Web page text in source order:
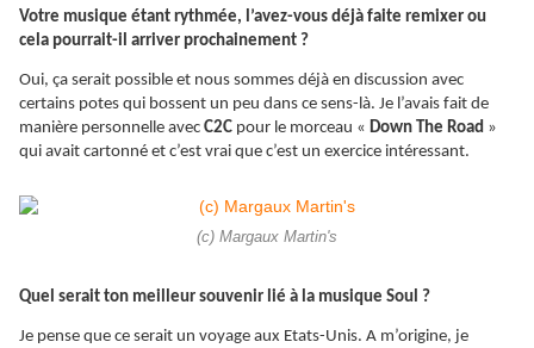
Votre musique étant rythmée, l’avez-vous déjà faite remixer ou
cela pourrait-il arriver prochainement ?
Oui, ça serait possible et nous sommes déjà en discussion avec
certains potes qui bossent un peu dans ce sens-là. Je l’avais fait de
manière personnelle avec C2C pour le morceau « Down The Road »
qui avait cartonné et c’est vrai que c’est un exercice intéressant.
(c) Margaux Martin's
Quel serait ton meilleur souvenir lié à la musique Soul ?
Je pense que ce serait un voyage aux Etats-Unis. A m’origine, je